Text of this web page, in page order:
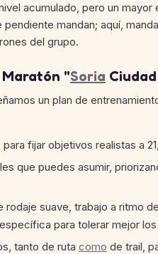
acumulado, pero un mayor
pendiente mandan; aquí,
del grupo.
"Soria
un plan de
fijar objetivos realistas a
que puedes asumir,
suave, trabajo a ritmo
para tolerar mejor
tanto de ruta como de trail,